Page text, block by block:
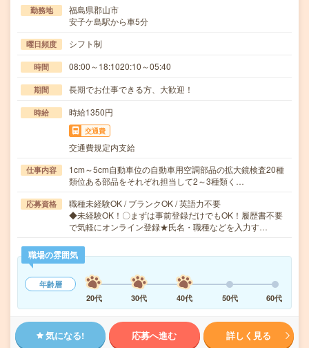
勤務地
福島県郡山市
安子ケ島駅から車5分
曜日頻度 シフト制
時間 08:00～18:1020:10～05:40
期間 長期でお仕事できる方、大歓迎！
時給 時給1350円
交通費
交通費規定内支給
仕事内容
1cm～5cm自動車位の自動車用空調部品の拡大鏡検査20種
類位ある部品をそれぞれ担当して2～3種類く…
応募資格
職種未経験OK / ブランクOK / 英語力不要
◆未経験OK！〇まずは事前登録だけでもOK！履歴書不要
で気軽にオンライン登録★氏名・職種などを入力す…
職場の雰囲気
年齢層
20代
30代 40代 50代 60代
気になる! 応募へ進む 詳しく見る